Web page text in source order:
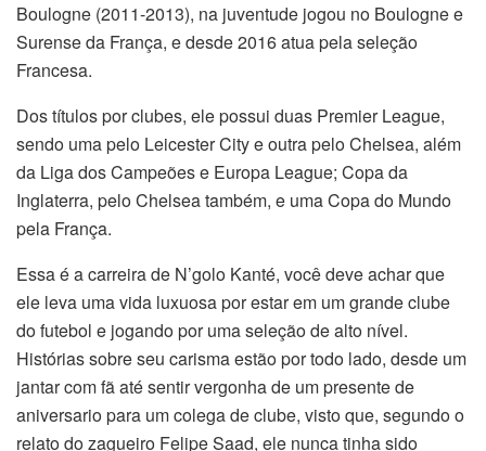
Boulogne (2011-2013), na juventude jogou no Boulogne e
Surense da França, e desde 2016 atua pela seleção
Francesa.
Dos títulos por clubes, ele possui duas Premier League,
sendo uma pelo Leicester City e outra pelo Chelsea, além
da Liga dos Campeões e Europa League; Copa da
Inglaterra, pelo Chelsea também, e uma Copa do Mundo
pela França.
Essa é a carreira de N’golo Kanté, você deve achar que
ele leva uma vida luxuosa por estar em um grande clube
do futebol e jogando por uma seleção de alto nível.
Histórias sobre seu carisma estão por todo lado, desde um
jantar com fã até sentir vergonha de um presente de
aniversario para um colega de clube, visto que, segundo o
relato do zagueiro Felipe Saad, ele nunca tinha sido